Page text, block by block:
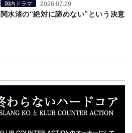
国内ドラマ 2026.07.29
関水渚の“絶対に諦めない”という決意